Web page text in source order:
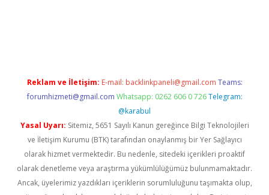
Reklam ve İletişim: E-mail: backlinkpaneli@gmail.com Teams:
forumhizmeti@gmail.com Whatsapp: 0262 606 0 726 Telegram:
@karabul
Yasal Uyarı: Sitemiz, 5651 Sayılı Kanun gereğince Bilgi Teknolojileri
ve İletişim Kurumu (BTK) tarafından onaylanmış bir Yer Sağlayıcı
olarak hizmet vermektedir. Bu nedenle, sitedeki içerikleri proaktif
olarak denetleme veya araştırma yükümlülüğümüz bulunmamaktadır.
Ancak, üyelerimiz yazdıkları içeriklerin sorumluluğunu taşımakta olup,